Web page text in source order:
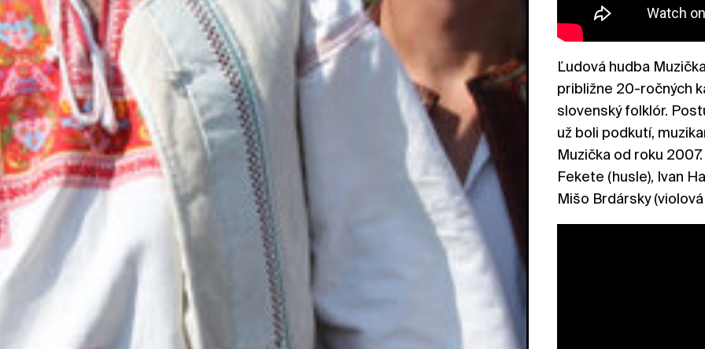
Ľudová hudba
približne 20-ročných
slovenský folklór.
už boli podkutí,
Muzička od roku
Fekete (husle), Ivan
Mišo Brdársky